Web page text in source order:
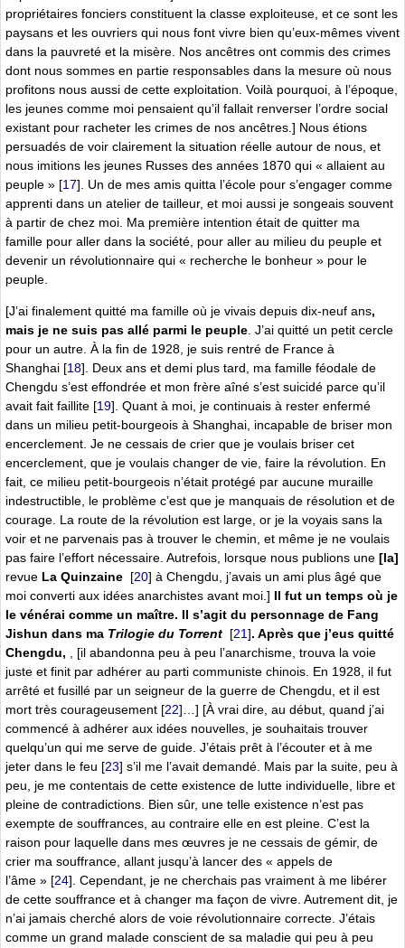
propriétaires fonciers constituent la classe exploiteuse, et ce sont les
paysans et les ouvriers qui nous font vivre bien qu’eux-mêmes vivent
dans la pauvreté et la misère. Nos ancêtres ont commis des crimes
dont nous sommes en partie responsables dans la mesure où nous
profitons nous aussi de cette exploitation. Voilà pourquoi, à l’époque,
les jeunes comme moi pensaient qu’il fallait renverser l’ordre social
existant pour racheter les crimes de nos ancêtres.] Nous étions
persuadés de voir clairement la situation réelle autour de nous, et
nous imitions les jeunes Russes des années 1870 qui « allaient au
peuple » [17] . Un de mes amis quitta l’école pour s’engager comme
apprenti dans un atelier de tailleur, et moi aussi je songeais souvent
à partir de chez moi. Ma première intention était de quitter ma
famille pour aller dans la société, pour aller au milieu du peuple et
devenir un révolutionnaire qui « recherche le bonheur » pour le
peuple.
[J’ai finalement quitté ma famille où je vivais depuis dix-neuf ans,
mais je ne suis pas allé parmi le peuple. J’ai quitté un petit cercle
pour un autre. À la fin de 1928, je suis rentré de France à
Shanghai [18]. Deux ans et demi plus tard, ma famille féodale de
Chengdu s’est effondrée et mon frère aîné s’est suicidé parce qu’il
avait fait faillite [19]. Quant à moi, je continuais à rester enfermé
dans un milieu petit-bourgeois à Shanghai, incapable de briser mon
encerclement. Je ne cessais de crier que je voulais briser cet
encerclement, que je voulais changer de vie, faire la révolution. En
fait, ce milieu petit-bourgeois n’était protégé par aucune muraille
indestructible, le problème c’est que je manquais de résolution et de
courage. La route de la révolution est large, or je la voyais sans la
voir et ne parvenais pas à trouver le chemin, et même je ne voulais
pas faire l’effort nécessaire. Autrefois, lorsque nous publions une [la]
revue La Quinzaine [20] à Chengdu, j’avais un ami plus âgé que
moi converti aux idées anarchistes avant moi.] Il fut un temps où je
le vénérai comme un maître. Il s’agit du personnage de Fang
Jishun dans ma Trilogie du Torrent [21]. Après que j’eus quitté
Chengdu, , [il abandonna peu à peu l’anarchisme, trouva la voie
juste et finit par adhérer au parti communiste chinois. En 1928, il fut
arrêté et fusillé par un seigneur de la guerre de Chengdu, et il est
mort très courageusement [22]…] [À vrai dire, au début, quand j’ai
commencé à adhérer aux idées nouvelles, je souhaitais trouver
quelqu’un qui me serve de guide. J’étais prêt à l’écouter et à me
jeter dans le feu [23] s’il me l’avait demandé. Mais par la suite, peu à
peu, je me contentais de cette existence de lutte individuelle, libre et
pleine de contradictions. Bien sûr, une telle existence n’est pas
exempte de souffrances, au contraire elle en est pleine. C’est la
raison pour laquelle dans mes œuvres je ne cessais de gémir, de
crier ma souffrance, allant jusqu’à lancer des « appels de
l’âme » [24]. Cependant, je ne cherchais pas vraiment à me libérer
de cette souffrance et à changer ma façon de vivre. Autrement dit, je
n’ai jamais cherché alors de voie révolutionnaire correcte. J’étais
comme un grand malade conscient de sa maladie qui peu à peu